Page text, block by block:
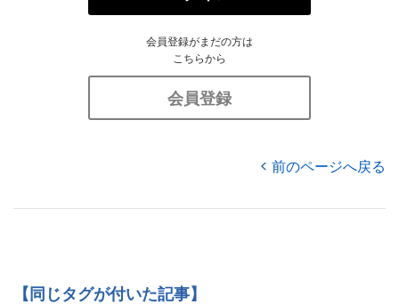
会員登録がまだの方は
こちらから
会員登録
前のページへ戻る
【同じタグが付いた記事】